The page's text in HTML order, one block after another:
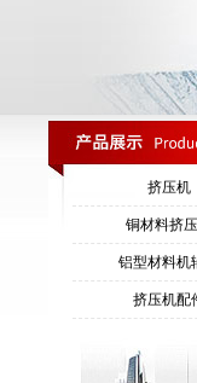
挤压机
铜材料挤
铝型材料机
挤压机配